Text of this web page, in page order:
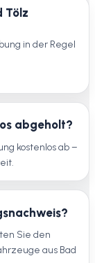
Tölz
in der Regel
abgeholt?
kostenlos ab –
Sie den
aus Bad